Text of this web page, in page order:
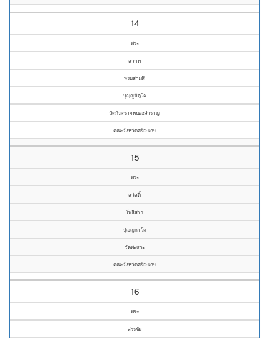
14
พระ
สวาท
พรมสามสี
ปุญฺญจิตฺโต
วัดกันตรวจหนองสำราญ
คณะจังหวัดศรีสะเกษ
15
พระ
สวัสดิ์
โพธิสาร
ปุญฺญกาโม
วัดพะแวะ
คณะจังหวัดศรีสะเกษ
16
พระ
สรรชัย